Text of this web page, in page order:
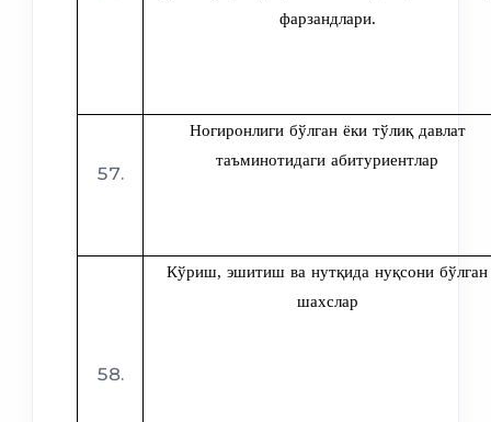
фарзандлари.
Ногиронлиги бўлган ёки тўлиқ давлат
таъминотидаги абитуриентлар
Кўриш, эшитиш ва нутқида нуқсони бўлган
шахслар